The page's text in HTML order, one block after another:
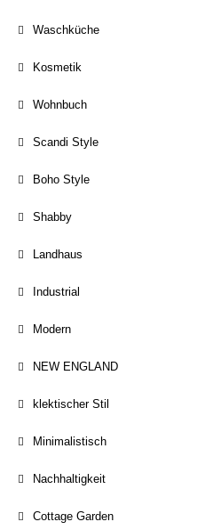
Waschküche
Kosmetik
Wohnbuch
Scandi Style
Boho Style
Shabby
Landhaus
Industrial
Modern
NEW ENGLAND
klektischer Stil
Minimalistisch
Nachhaltigkeit
Cottage Garden